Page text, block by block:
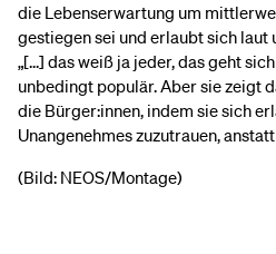
die Lebenserwartung um
gestiegen sei und erlaubt sich laut
„[...] das weiß ja jeder, das geht
unbedingt populär. Aber sie zeigt
die Bürger:innen, indem sie sich
Unangenehmes zuzutrauen,
(Bild: NEOS/Montage)